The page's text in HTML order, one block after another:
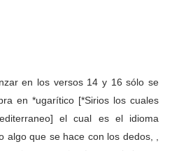
en los versos 14 y 16 sólo se
en *ugarítico [*Sirios los cuales
el cual es el idioma
algo que se hace con los dedos, ,